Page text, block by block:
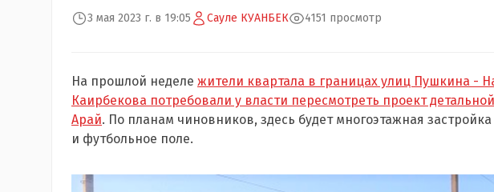
3 мая 2023 г. в 19:05 Сауле КУАНБЕК 4151 просмотр
На прошлой неделе жители квартала в границах улиц Пушкина -
Каирбекова потребовали у власти пересмотреть проект
Арай. По планам чиновников, здесь будет многоэтажная
и футбольное поле.